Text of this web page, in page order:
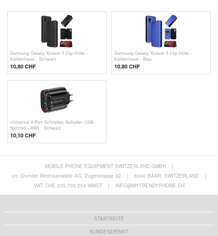
Samsung Galaxy Xcover 5 Flip Hülle -
Karbonfaser - Schwarz
10,80 CHF
Samsung Galaxy Xcover 5 Flip Hülle -
Karbonfaser - Blau
10,80 CHF
Universal 4-Port Schnelles Aufladen USB-
Netzteil - 48W - Schwarz
10,10 CHF
MOBILE-PHONE EQUIPMENT SWITZERLAND GMBH
|
c/o Grunder Rechtsanwälte AG, Zugerstrasse 32
| 6340 BAAR, SWITZERLAND
|
VAT: CHE-335.703.204 MWST
| INFO@MYTRENDYPHONE.CH
STARTSEITE
KUNDENDIENST